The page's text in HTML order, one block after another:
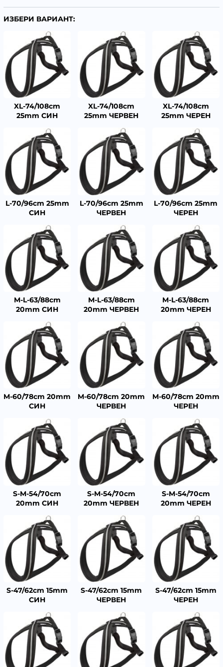
ИЗБЕРИ ВАРИАНТ:
XL-74/108cm
25mm СИН
XL-74/108cm
25mm ЧЕРВЕН
XL-74/108cm
25mm ЧЕРЕН
L-70/96cm 25mm
СИН
L-70/96cm 25mm
ЧЕРВЕН
L-70/96cm 25mm
ЧЕРЕН
M-L-63/88cm
20mm СИН
M-L-63/88cm
20mm ЧЕРВЕН
M-L-63/88cm
20mm ЧЕРЕН
M-60/78cm 20mm
СИН
M-60/78cm 20mm
ЧЕРВЕН
M-60/78cm 20mm
ЧЕРЕН
S-M-54/70cm
20mm СИН
S-M-54/70cm
20mm ЧЕРВЕН
S-M-54/70cm
20mm ЧЕРЕН
S-47/62cm 15mm
СИН
S-47/62cm 15mm
ЧЕРВЕН
S-47/62cm 15mm
ЧЕРЕН